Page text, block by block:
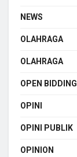
NEWS
OLAHRAGA
OLAHRAGA
OPEN
OPINI
OPINI PUBLIK
OPINION